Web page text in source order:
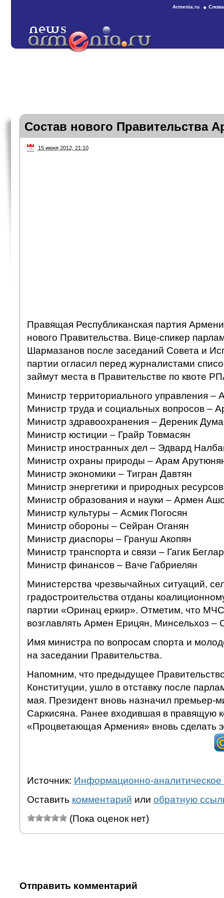
Armenia.ru
Состав нового Правительства
15 июня 2012, 21:10
Правящая Республиканская партия
нового Правительства. Вице-спикер
Шармазанов после заседаний Совета и
партии огласил перед журналистами
займут места в Правительстве по квоте
Министр территориального управления –
Министр труда и социальных вопросов –
Министр здравоохранения – Дереник
Министр юстиции – Грайр Товмасян
Министр иностранных дел – Эдвард
Министр охраны природы – Арам
Министр экономики – Тигран Давтян
Министр энергетики и природных
Министр образования и науки – Армен
Министр культуры – Асмик Погосян
Министр обороны – Сейран Оганян
Министр диаспоры – Грануш Акопян
Министр транспорта и связи – Гагик
Министр финансов – Ваче Габриелян
Министерства чрезвычайных ситуаций,
градостроительства отданы
партии «Оринац еркир». Отметим, что
возглавлять Армен Ерицян, Минсельхоз –
Имя министра по вопросам спорта и
на заседании Правительства.
Напомним, что предыдущее
Конституции, ушло в отставку после
мая. Президент вновь назначил премьер-
Саркисяна. Ранее входившая в правящую
«Процветающая Армения» вновь сделать
Источник: Информационно-аналитическое
Оставить комментарий или обратную
(Пока оценок нет)
Отправить комментарий